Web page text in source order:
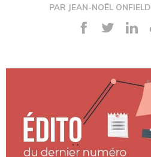
PAR JEAN-NOËL ONFIELD